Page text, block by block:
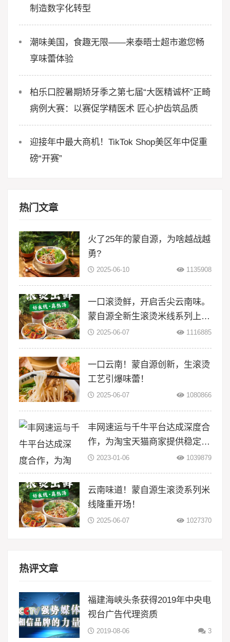
制造数字化转型
潮味美国，食趣无限——来泰晤士超市邀您畅
享味蕾体验
柏乐口腔暑期矫牙季之第七届“大医精诚杯”正畸
病例大赛：以赛促学精医术 匠心护齿筑品质
迎接年中最大商机！TikTok Shop美区年中促重
磅“开赛”
热门文章
火了25年的蒙自源，为啥越战越
勇?
2025-06-10 1135908
一口滚烫鲜，开启舌尖云南味。
蒙自源全新生滚烫米线系列上
线！2025-06-07 1116885
一口云南！蒙自源创新，生滚烫
工艺引爆味蕾！
2025-06-07 1080866
丰网速运与千牛平台达成深度合
作，为淘宝天猫商家提供稳定物
流服务
2023-01-06 1039879
云南味道！蒙自源生滚烫系列米
线隆重开场！
2025-06-07 1027370
热评文章
福建海峡头条获得2019年中央电
视台广告代理资质
2019-08-06 3